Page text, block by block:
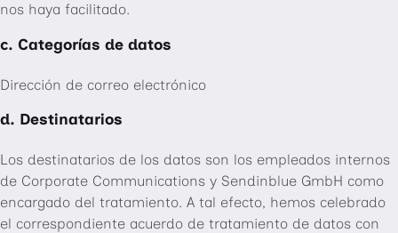
nos haya facilitado.
c. Categorías de datos
Dirección de correo electrónico
d. Destinatarios
Los destinatarios de los datos son los empleados internos
de Corporate Communications y Sendinblue GmbH como
encargado del tratamiento. A tal efecto, hemos celebrado
el correspondiente acuerdo de tratamiento de datos con